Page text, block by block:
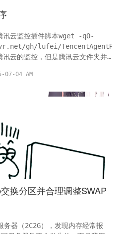
讯云监控插件脚本wget -qO-
gh/lufei/
完以后可以通过如下命令来
07-04 AM
换分区并合理调整SWAP
器（2C2G），发现内存经常报